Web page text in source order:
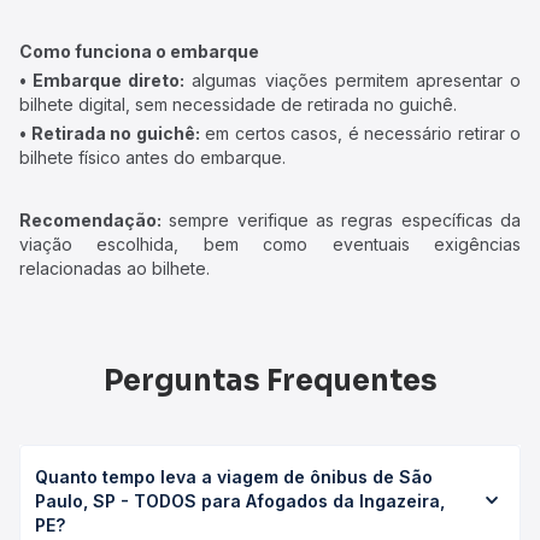
Como funciona o embarque
• Embarque direto: algumas viações permitem apresentar o
bilhete digital, sem necessidade de retirada no guichê.
• Retirada no guichê: em certos casos, é necessário retirar o
bilhete físico antes do embarque.
Recomendação: sempre verifique as regras específicas da
viação escolhida, bem como eventuais exigências
relacionadas ao bilhete.
Perguntas Frequentes
Quanto tempo leva a viagem de ônibus de São
Paulo, SP - TODOS para Afogados da Ingazeira,
PE?